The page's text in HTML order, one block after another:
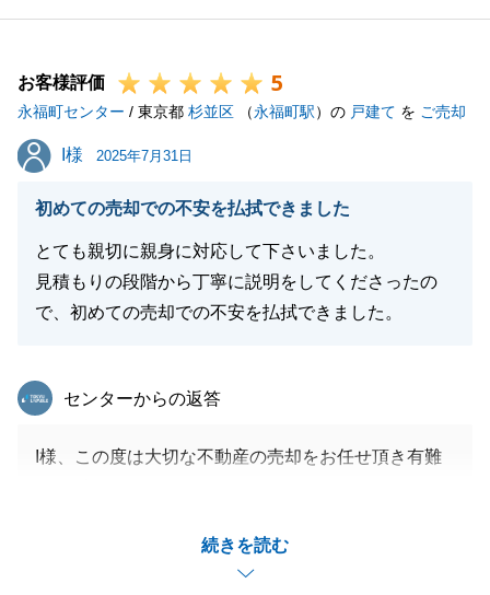
したが、お忙しいところ、ご家族皆様の日程も調整い
様々な場面でご協力いただき、心より御礼申し上げま
す。
また、御縁がございましたら、その際は是非よろしく
お願い申し上げます。
今後とも、東急リバブルをご愛顧のほど、宜しくお願
お客様評価 5
永福町センター / 東京都 杉並区 （永福町駅）の 戸建て を ご売却
I様
I様 2025年7月31日
初めての売却での不安を払拭できました
とても親切に親身に対応して下さいました。
見積もりの段階から丁寧に説明をしてくださったの
で、初めての売却での不安を払拭できました。
続きを読む
東急リバブル
センターからの返答
I様、この度は大切な不動産の売却をお任せ頂き有難
先行購入との事で、「いつ売れるか。」ご不安な思い